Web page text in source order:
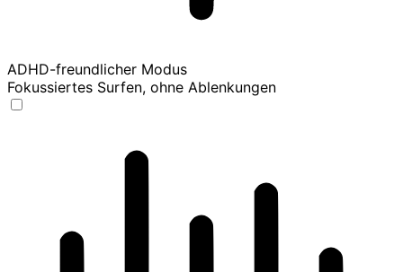
ADHD-freundlicher Modus
Fokussiertes Surfen, ohne Ablenkungen